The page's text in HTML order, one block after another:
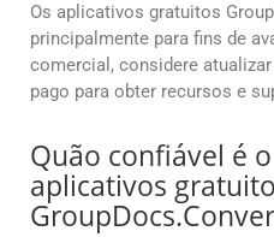
Os aplicativos gratuitos
principalmente para fins de
comercial, considere
pago para obter recursos e
Quão confiável é
aplicativos